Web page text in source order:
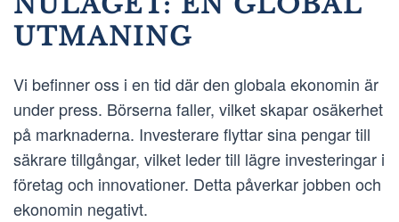
UTMANING
Vi befinner oss i en tid där den globala ekonomin är
under press. Börserna faller, vilket skapar osäkerhet
på marknaderna. Investerare flyttar sina pengar till
säkrare tillgångar, vilket leder till lägre investeringar i
företag och innovationer. Detta påverkar jobben och
ekonomin negativt.